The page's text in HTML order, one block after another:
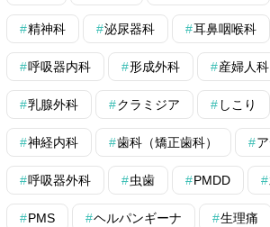
精神科 泌尿器科 耳鼻咽喉科
呼吸器内科 形成外科 産婦人科
乳腺外科 クラミジア しこり
神経内科 歯科（矯正歯科）
呼吸器外科 虫歯 PMDD
PMS ヘルパンギーナ 生理痛